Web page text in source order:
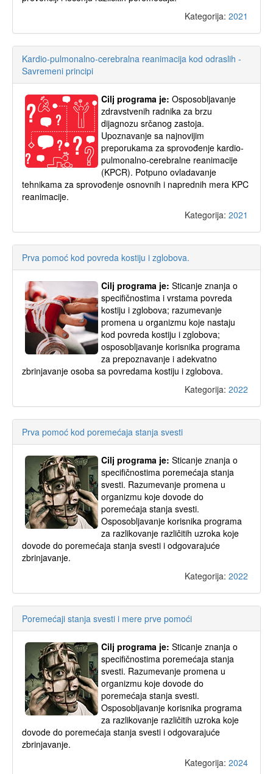
Kategorija: 2021
Kardio-pulmonalno-cerebralna reanimacija kod odraslih -
Savremeni principi
Cilj programa je: Osposobljavanje
zdravstvenih radnika za brzu
dijagnozu srčanog zastoja.
Upoznavanje sa najnovijim
preporukama za sprovođenje kardio-
pulmonalno-cerebralne reanimacije
(KPCR). Potpuno ovladavanje
tehnikama za sprovođenje osnovnih i naprednih mera KPC
reanimacije.
Kategorija: 2021
Prva pomoć kod povreda kostiju i zglobova.
Cilj programa je: Sticanje znanja o
specifičnostima i vrstama povreda
kostiju i zglobova; razumevanje
promena u organizmu koje nastaju
kod povreda kostiju i zglobova;
osposobljavanje korisnika programa
za prepoznavanje i adekvatno
zbrinjavanje osoba sa povredama kostiju i zglobova.
Kategorija: 2022
Prva pomoć kod poremećaja stanja svesti
Cilj programa je: Sticanje znanja o
specifičnostima poremećaja stanja
svesti. Razumevanje promena u
organizmu koje dovode do
poremećaja stanja svesti.
Osposobljavanje korisnika programa
za razlikovanje različitih uzroka koje
dovode do poremećaja stanja svesti i odgovarajuće
zbrinjavanje.
Kategorija: 2022
Poremećaji stanja svesti i mere prve pomoći
Cilj programa je: Sticanje znanja o
specifičnostima poremećaja stanja
svesti. Razumevanje promena u
organizmu koje dovode do
poremećaja stanja svesti.
Osposobljavanje korisnika programa
za razlikovanje različitih uzroka koje
dovode do poremećaja stanja svesti i odgovarajuće
zbrinjavanje.
Kategorija: 2024